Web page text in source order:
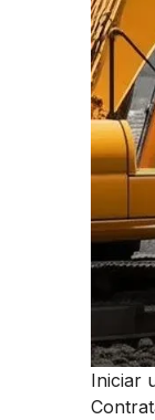
Iniciar